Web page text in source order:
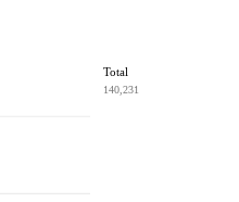
Total
140,231